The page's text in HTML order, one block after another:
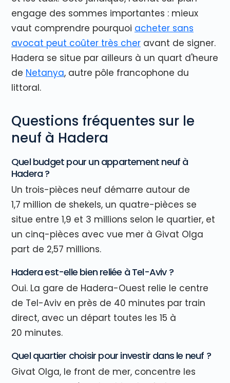
engage des sommes importantes : mieux
vaut comprendre pourquoi acheter sans
avocat peut coûter très cher avant de signer.
Hadera se situe par ailleurs à un quart d'heure
de Netanya, autre pôle francophone du
littoral.
Questions fréquentes sur le
neuf à Hadera
Quel budget pour un appartement neuf à
Hadera ?
Un trois-pièces neuf démarre autour de
1,7 million de shekels, un quatre-pièces se
situe entre 1,9 et 3 millions selon le quartier, et
un cinq-pièces avec vue mer à Givat Olga
part de 2,57 millions.
Hadera est-elle bien reliée à Tel-Aviv ?
Oui. La gare de Hadera-Ouest relie le centre
de Tel-Aviv en près de 40 minutes par train
direct, avec un départ toutes les 15 à
20 minutes.
Quel quartier choisir pour investir dans le neuf ?
Givat Olga, le front de mer, concentre les